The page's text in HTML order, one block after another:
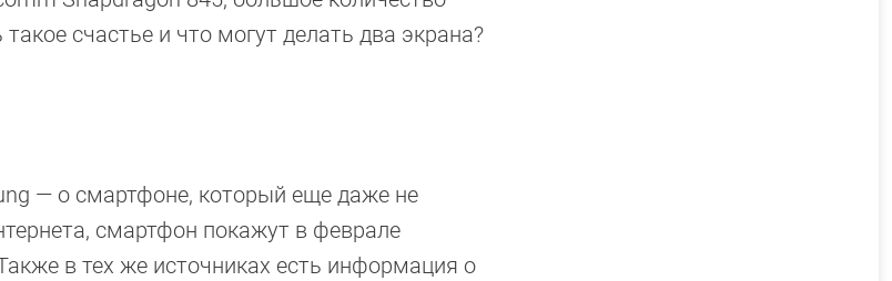
счастье и что могут делать два экрана?
— о смартфоне, который еще даже не
смартфон покажут в феврале
в тех же источниках есть информация о